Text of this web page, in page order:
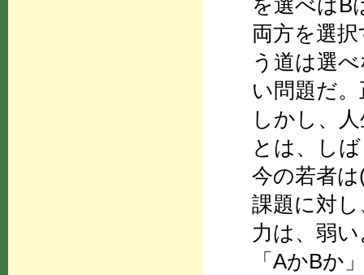
を選べばB
両方を選
う道は選
い問題だ
しかし、
とは、し
今の若者
課題に対
力は、弱
「AかBか